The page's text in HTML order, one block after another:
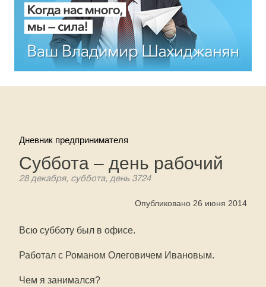
Дневник предпринимателя
Суббота – день рабочий
28 декабря, суббота, день 3724
Опубликовано 26 июня 2014
Всю субботу был в офисе.
Работал с Романом Олеговичем Ивановым.
Чем я занимался?